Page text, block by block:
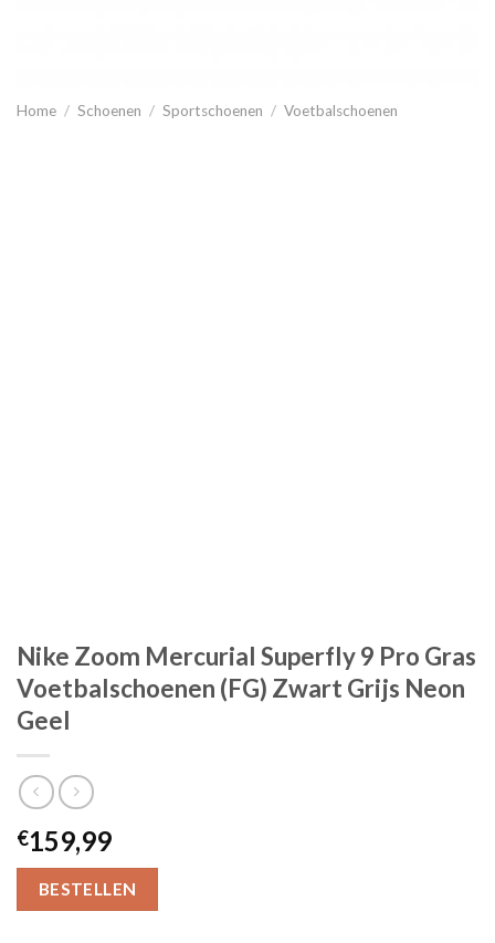
Home / Schoenen / Sportschoenen / Voetbalschoenen
Nike Zoom Mercurial Superfly 9 Pro Gras
Voetbalschoenen (FG) Zwart Grijs Neon
Geel
€159,99
BESTELLEN